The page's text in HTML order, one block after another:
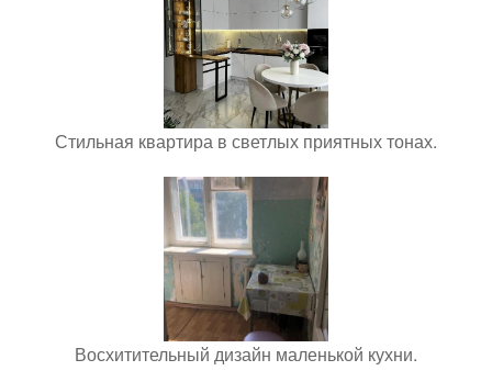
Стильная квартира в светлых приятных тонах.
Восхитительный дизайн маленькой кухни.